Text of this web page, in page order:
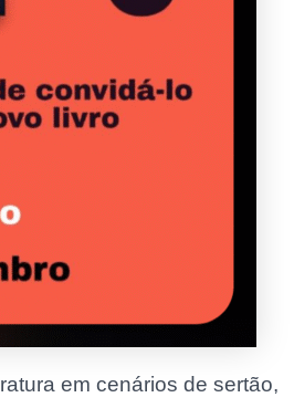
em cenários de sertão,